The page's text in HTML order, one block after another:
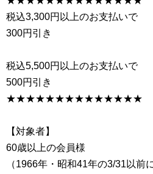
税込3,300円以上のお支払いで
300円引き
税込5,500円以上のお支払いで
500円引き
★★★★★★★★★★★★★★
【対象者】
60歳以上の会員様
（1966年・昭和41年の3/31以前